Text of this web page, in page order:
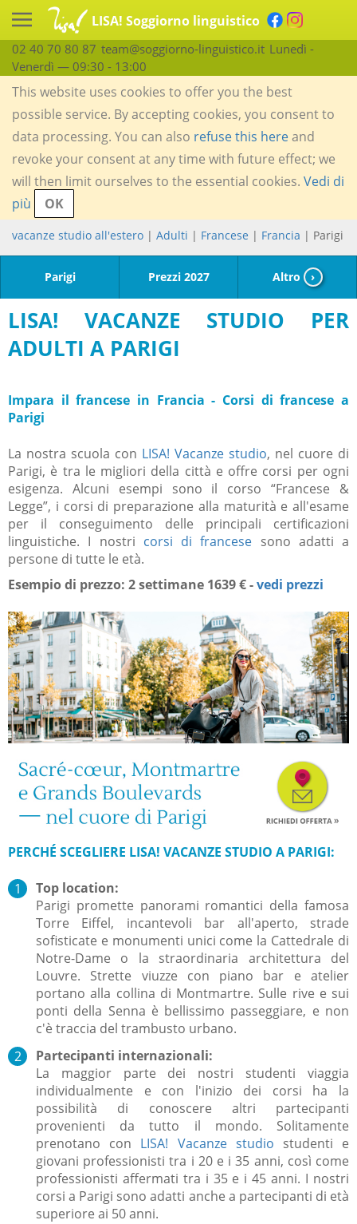
LISA! Soggiorno linguistico
02 40 70 80 87 team@soggiorno-linguistico.it Lunedì -
Venerdì — 09:30 - 13:00
This website uses cookies to offer you the best
possible service. By accepting cookies, you consent to
data processing. You can also refuse this hereand
revoke your consent at any time with future effect; we
will then limit ourselves to the essential cookies. Vedi di
più
OK
vacanze studio all'estero | Adulti | Francese | Francia | Parigi
Parigi Prezzi 2027 Altro ›
LISA! VACANZE STUDIO PER
ADULTI A PARIGI
Impara il francese in Francia - Corsi di francese a
Parigi
La nostra scuola con LISA! Vacanze studio, nel cuore di
Parigi, è tra le migliori della città e offre corsi per ogni
esigenza. Alcuni esempi sono il corso “Francese &
Legge”, i corsi di preparazione alla maturità e all'esame
per il conseguimento delle principali certificazioni
linguistiche. I nostri corsi di francese sono adatti a
persone di tutte le età.
Esempio di prezzo: 2 settimane 1639 € -vedi prezzi
PERCHÉ SCEGLIERE LISA! VACANZE STUDIO A PARIGI:
Top location:
Parigi promette panorami romantici della famosa
Torre Eiffel, incantevoli bar all'aperto, strade
sofisticate e monumenti unici come la Cattedrale di
Notre-Dame o la straordinaria architettura del
Louvre. Strette viuzze con piano bar e atelier
portano alla collina di Montmartre. Sulle rive e sui
ponti della Senna è bellissimo passeggiare, e non
c'è traccia del trambusto urbano.
Partecipanti internazionali:
La maggior parte dei nostri studenti viaggia
individualmente e con l'inizio dei corsi ha la
possibilità di conoscere altri partecipanti
provenienti da tutto il mondo. Solitamente
prenotano con LISA! Vacanze studio studenti e
giovani professionisti tra i 20 e i 35 anni, così come
professionisti affermati tra i 35 e i 45 anni. I nostri
corsi a Parigi sono adatti anche a partecipanti di età
superiore ai 50 anni.